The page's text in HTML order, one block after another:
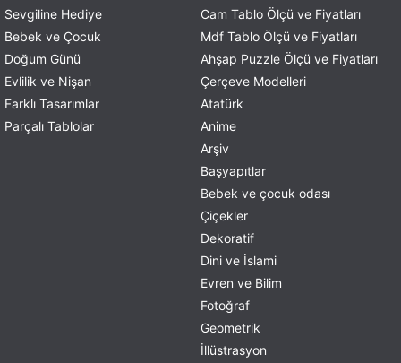
Sevgiline Hediye
Bebek ve Çocuk
Doğum Günü
Evlilik ve Nişan
Farklı Tasarımlar
Parçalı Tablolar
Cam Tablo Ölçü ve Fiyatları
Mdf Tablo Ölçü ve Fiyatları
Ahşap Puzzle Ölçü ve Fiyatları
Çerçeve Modelleri
Atatürk
Anime
Arşiv
Başyapıtlar
Bebek ve çocuk odası
Çiçekler
Dekoratif
Dini ve İslami
Evren ve Bilim
Fotoğraf
Geometrik
İllüstrasyon